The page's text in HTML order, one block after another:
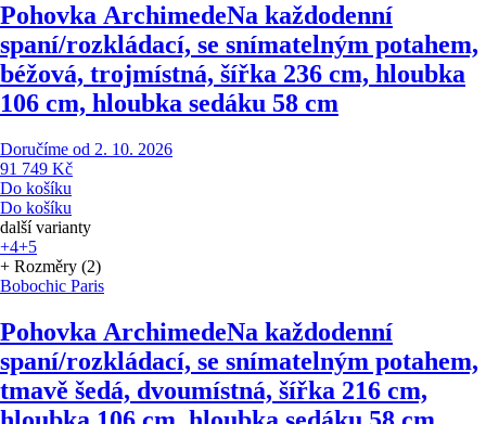
Pohovka ArchimedeNa každodenní
spaní/rozkládací, se snímatelným potahem,
béžová, trojmístná, šířka 236 cm, hloubka
106 cm, hloubka sedáku 58 cm
Doručíme od 2. 10. 2026
91 749 Kč
Do košíku
Do košíku
další varianty
+4+5
+ Rozměry (2)
Bobochic Paris
Pohovka ArchimedeNa každodenní
spaní/rozkládací, se snímatelným potahem,
tmavě šedá, dvoumístná, šířka 216 cm,